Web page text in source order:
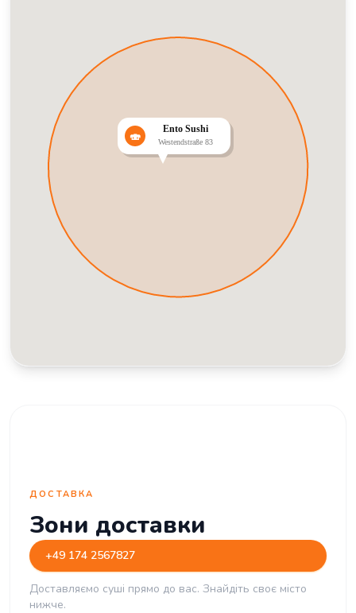
ДОСТАВКА
Зони доставки
+49 174 2567827
Доставляємо суші прямо до вас. Знайдіть своє місто
нижче.